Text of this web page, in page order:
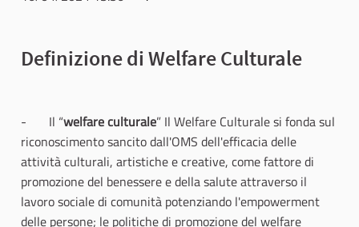
Definizione di Welfare Culturale
- Il “welfare culturale” Il Welfare Culturale si fonda sul
riconoscimento sancito dall'OMS dell'efficacia delle
attività culturali, artistiche e creative, come fattore di
promozione del benessere e della salute attraverso il
lavoro sociale di comunità potenziando l'empowerment
delle persone; le politiche di promozione del welfare